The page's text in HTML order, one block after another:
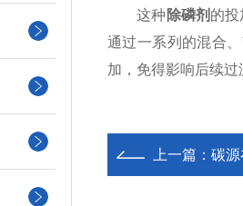
这种 除磷剂 的
通过一系列的混合
加，免得影响后续过
上一篇： 碳